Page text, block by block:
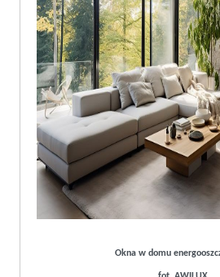
Okna w domu